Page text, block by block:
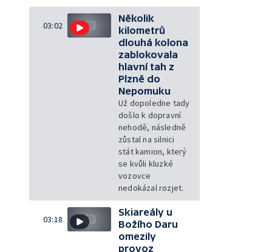
03:02
Několik
kilometrů
dlouhá kolona
zablokovala
hlavní tah z
Plzně do
Nepomuku
Už dopoledne tady
došlo k dopravní
nehodě, následně
zůstal na silnici
stát kamion, který
se kvůli kluzké
vozovce
nedokázal rozjet.
03:18
Skiareály u
Božího Daru
omezily
provoz